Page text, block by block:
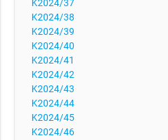
K2024/37
K2024/38
K2024/39
K2024/40
K2024/41
K2024/42
K2024/43
K2024/44
K2024/45
K2024/46